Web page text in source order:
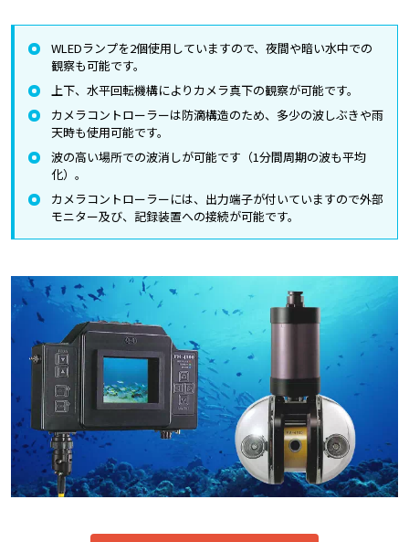
WLEDランプを2個使用していますので、夜間や暗い水中での
観察も可能です。
上下、水平回転機構によりカメラ真下の観察が可能です。
カメラコントローラーは防滴構造のため、多少の波しぶきや雨
天時も使用可能です。
波の高い場所での波消しが可能です（1分間周期の波も平均
化）。
カメラコントローラーには、出力端子が付いていますので外部
モニター及び、記録装置への接続が可能です。